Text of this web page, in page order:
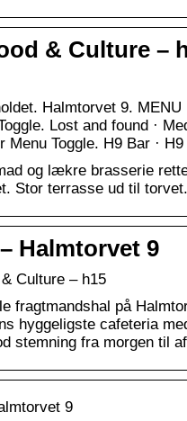
& Culture –
Halmtorvet 9. MENU
Lost and found ·
Menu Toggle. H9 Bar ·
og lækre brasserie
Stor terrasse ud til torvet.
Halmtorvet 9
Culture – h15
fragtmandshal på
hyggeligste cafeteria
stemning fra morgen til
9